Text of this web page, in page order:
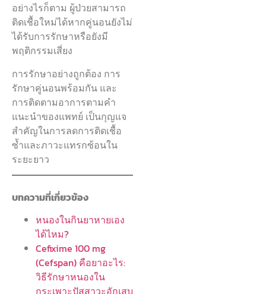
อย่างไรก็ตาม ผู้ป่วยสามารถ
ติดเชื้อใหม่ได้หากคู่นอนยังไม่
ได้รับการรักษาหรือยังมี
พฤติกรรมเสี่ยง
การรักษาอย่างถูกต้อง การ
รักษาคู่นอนพร้อมกัน และ
การติดตามอาการตามคำ
แนะนำของแพทย์ เป็นกุญแจ
สำคัญในการลดการติดเชื้อ
ซ้ำและภาวะแทรกซ้อนใน
ระยะยาว
บทความที่เกี่ยวข้อง
หนองในกินยาหายเอง
ได้ไหม?
Cefixime 100 mg
(Cefspan) คือยาอะไร:
วิธีรักษาหนองใน